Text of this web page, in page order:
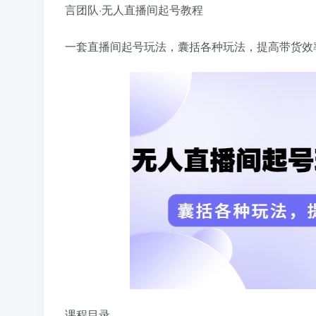
言团队·无人直播间起号教程
一套直播间起号玩法，囊括各种玩法，提高带货效